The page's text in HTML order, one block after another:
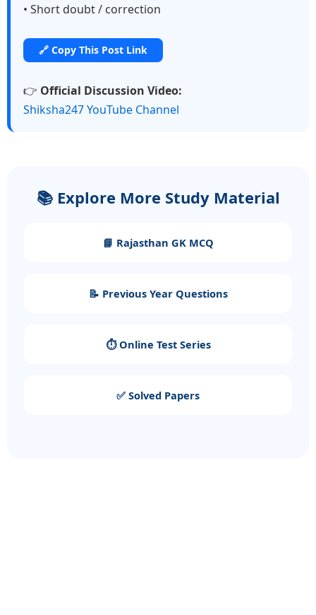
• Short doubt / correction
🔗 Copy This Post Link
👉 Official Discussion Video:
Shiksha247 YouTube Channel
📚 Explore More Study Material
📘 Rajasthan GK MCQ
📝 Previous Year Questions
⏱️ Online Test Series
✅ Solved Papers